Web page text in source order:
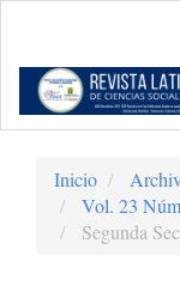
Contenido
principal
Barra
Inicio
Vol. 23
Segunda